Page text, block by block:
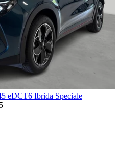
eDCT6 Ibrida Speciale